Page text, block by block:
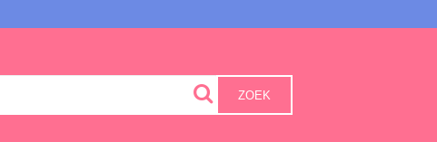
ZOEK